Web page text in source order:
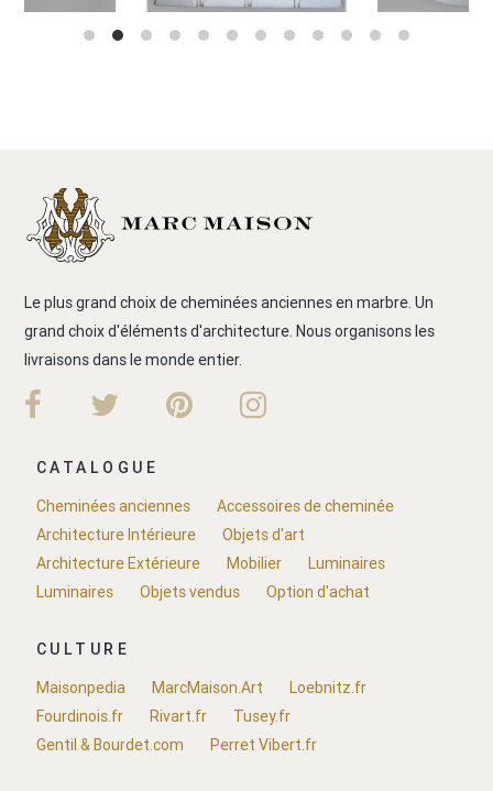
Le plus grand choix de cheminées anciennes en marbre. Un
grand choix d'éléments d'architecture. Nous organisons les
livraisons dans le monde entier.
CATALOGUE
Cheminées anciennes
Accessoires de cheminée
Architecture Intérieure
Objets d'art
Architecture Extérieure
Mobilier
Luminaires
Luminaires
Objets vendus Option d'achat
CULTURE
Maisonpedia
MarcMaison.Art
Loebnitz.fr
Fourdinois.fr
Rivart.fr
Tusey.fr
Gentil & Bourdet.com
Perret Vibert.fr